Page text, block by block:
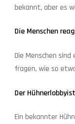
bekannt, aber es
Die Menschen
Die Menschen
fragen, wie so
Der Hühnerlobbyist
Ein bekannter